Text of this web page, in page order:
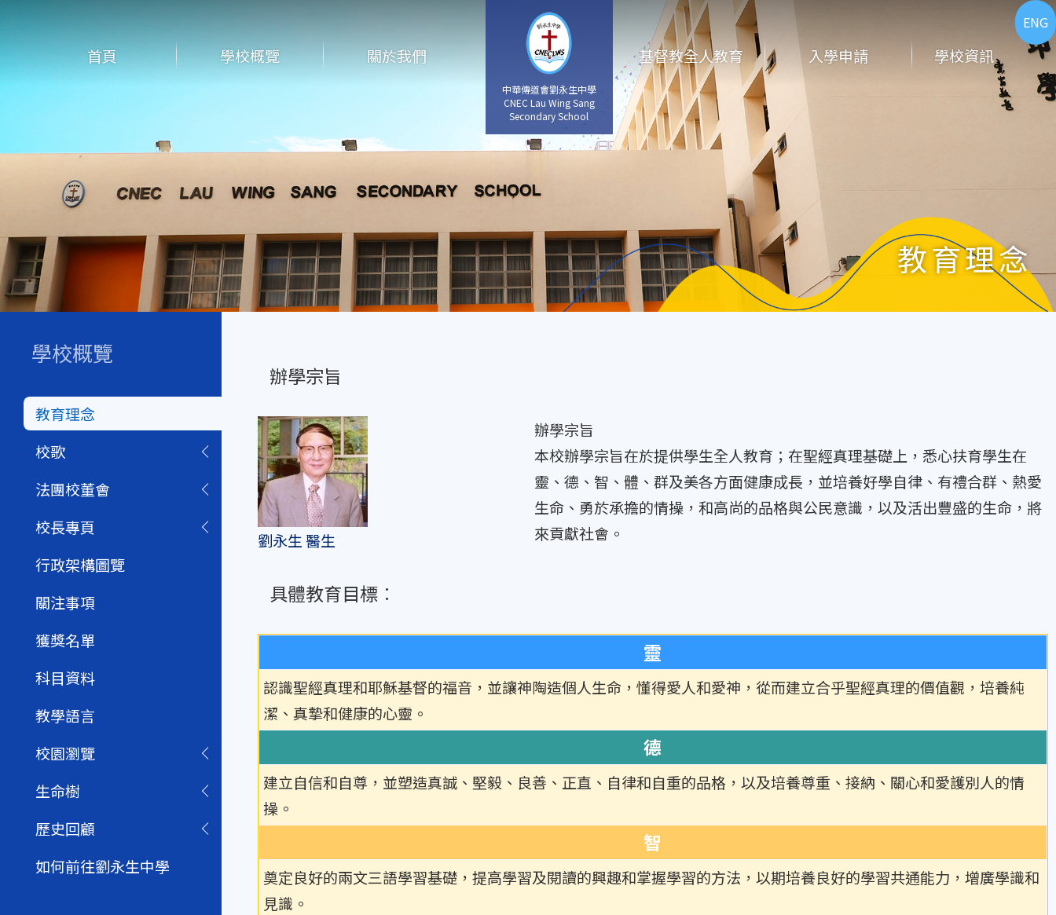
中華傳道會劉永生中學
CNEC Lau Wing Sang
Secondary School
ENG
首頁 學校概覽 關於我們 基督教全人教育 入學申請 學校資訊
教育理念
辦學宗旨
劉永生 醫生
辦學宗旨
本校辦學宗旨在於提供學生全人教育；在聖經真理基礎上，悉心扶育學生在
靈、德、智、體、群及美各方面健康成長，並培養好學自律、有禮合群、熱愛
生命、勇於承擔的情操，和高尚的品格與公民意識，以及活出豐盛的生命，將
來貢獻社會。
具體教育目標︰
靈
認識聖經真理和耶穌基督的福音，並讓神陶造個人生命，懂得愛人和愛神，從而建立合乎聖經真理的價值觀，培養純
潔、真摯和健康的心靈。
德
建立自信和自尊，並塑造真誠、堅毅、良善、正直、自律和自重的品格，以及培養尊重、接納、關心和愛護別人的情
操。
智
奠定良好的兩文三語學習基礎，提高學習及閱讀的興趣和掌握學習的方法，以期培養良好的學習共通能力，增廣學識和
見識。
學校概覽
教育理念
校歌
法團校董會
校長專頁
行政架構圖覽
關注事項
獲獎名單
科目資料
教學語言
校園瀏覽
生命樹
歷史回顧
如何前往劉永生中學